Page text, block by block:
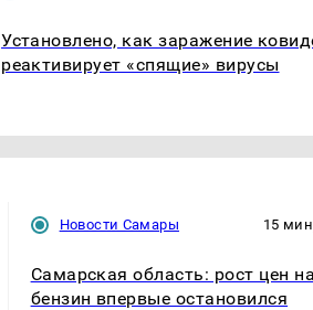
Установлено, как заражение
реактивирует «спящие» вирусы
Новости Самары 15
Самарская область: рост цен на
бензин впервые остановился